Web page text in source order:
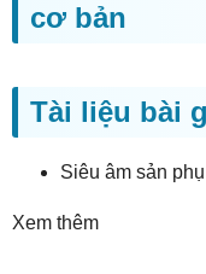
cơ bản
Tài liệu bài
Siêu âm sản
Xem thêm